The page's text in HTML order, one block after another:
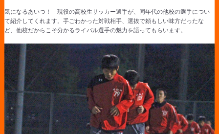
気になるあいつ！ 現役の高校生サッカー選手が、同年代の他校の選手につい
て紹介してくれます。手ごわかった対戦相手、選抜で頼もしい味方だったな
ど、他校だからこそ分かるライバル選手の魅力を語ってもらいます。